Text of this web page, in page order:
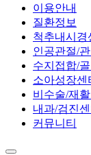
이용안내
질환정보
척추내시경
인공관절/
수지접합/
소아성장센
비수술/재
내과/검진센
커뮤니티